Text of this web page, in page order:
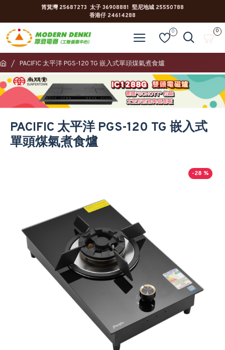
筲箕灣 25687273 太子 36908881 堅尼地城 25550788
香港仔 24614288
0 0
PACIFIC 太平洋 PGS-120 TG 嵌入式單頭煤氣煮食爐
PACIFIC 太平洋 PGS-120 TG 嵌入式
單頭煤氣煮食爐
-28 %